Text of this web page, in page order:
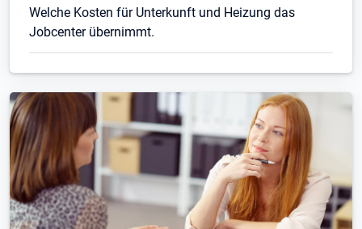
Welche Kosten für Unterkunft und Heizung das
Jobcenter übernimmt.